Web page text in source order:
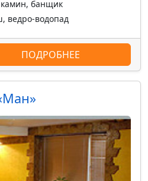
камин, банщик
ведро-водопад
ПОДРОБНЕЕ